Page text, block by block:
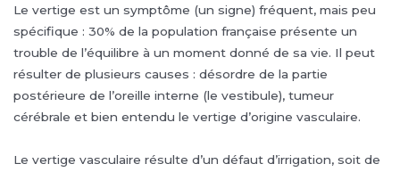
Le vertige est un symptôme (un signe) fréquent, mais peu
spécifique : 30% de la population française présente un
trouble de l’équilibre à un moment donné de sa vie. Il peut
résulter de plusieurs causes : désordre de la partie
postérieure de l’oreille interne (le vestibule), tumeur
cérébrale et bien entendu le vertige d’origine vasculaire.
Le vertige vasculaire résulte d’un défaut d’irrigation, soit de